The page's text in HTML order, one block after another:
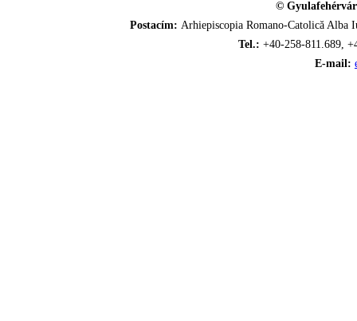
©
Postacím: Arhiepiscopia Romano-Catolică
Tel.: +40-258-811.689,
E-mail: